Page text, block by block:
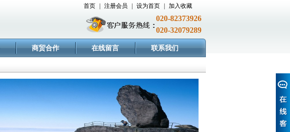
首页 注册会员 设为首页 加入收藏
020-82373926
020-32079289
商贸合作 在线留言 联系我们